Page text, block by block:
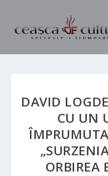
DAVID
CU UN
ORBIREA